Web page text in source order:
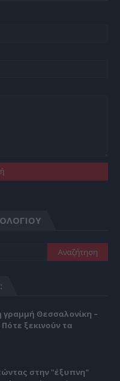
Θεσσαλονίκη –
ξεκινούν τα
στην "έξυπνη"